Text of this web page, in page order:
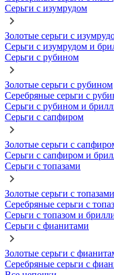
Серьги с изумрудом
Золотые серьги с
Серьги с изумрудом и
Серьги с рубином
Золотые серьги с рубином
Серебряные серьги с
Серьги с рубином и
Серьги с сапфиром
Золотые серьги с
Серьги с сапфиром и
Серьги с топазами
Золотые серьги с топазами
Серебряные серьги с
Серьги с топазом и
Серьги с фианитами
Золотые серьги с
Серебряные серьги с